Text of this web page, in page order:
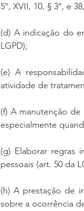
5º, XVII, 10, § 3º, e
(d) A indicação do
LGPD);
(e) A
atividade de
(f) A manutenção
especialmente
(g) Elaborar regras
pessoais (art. 50 da
(h) A prestação de
sobre a ocorrência